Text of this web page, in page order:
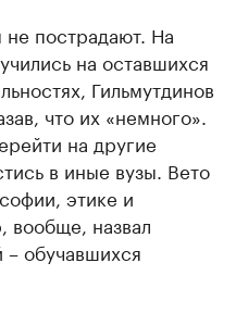
не пострадают. На
на оставшихся
Гильмутдинов
что их «немного».
на другие
в иные вузы. Вето
этике и
вообще, назвал
обучавшихся